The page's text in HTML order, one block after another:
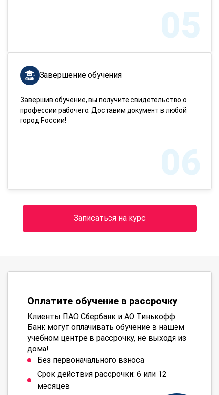
05
Завершение обучения
Завершив обучение, вы получите свидетельство о
профессии рабочего. Доставим документ в любой
город России!
06
Записаться на курс
Оплатите обучение в рассрочку
Клиенты ПАО Сбербанк и АО Тинькофф
Банк могут оплачивать обучение в нашем
учебном центре в рассрочку, не выходя из
дома!
Без первоначального взноса
Срок действия рассрочки: 6 или 12
месяцев